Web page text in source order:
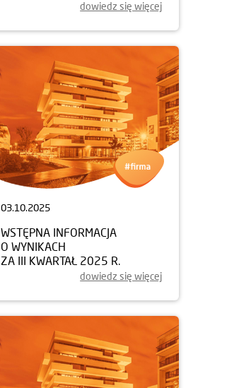
dowiedz się więcej
03.10.2025
WSTĘPNA INFORMACJA
O WYNIKACH
ZA III KWARTAŁ 2025 R.
dowiedz się więcej